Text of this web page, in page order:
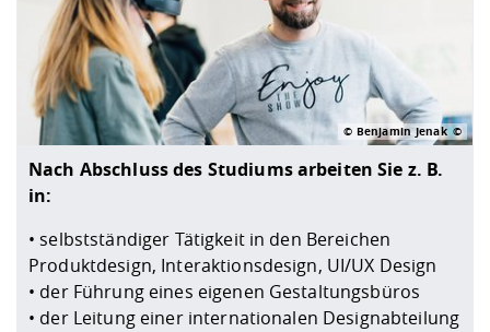
Nach Abschluss des Studiums arbeiten Sie z. B.
in:
• selbstständiger Tätigkeit in den Bereichen
Produktdesign, Interaktionsdesign, UI/UX Design
• der Führung eines eigenen Gestaltungsbüros
• der Leitung einer internationalen Designabteilung
© Benjamin Jenak